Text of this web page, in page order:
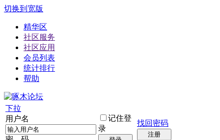
切换到宽版
精华区
社区服务
社区应用
会员列表
统计排行
帮助
下拉
用户名
记住登
录
找回密码
注册